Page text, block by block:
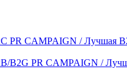
PR CAMPAIGN / Лучшая
B2G PR CAMPAIGN /